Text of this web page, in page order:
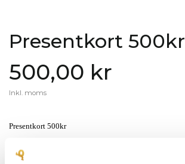
Presentkort 500kr
500,00 kr
Inkl. moms
Presentkort 500kr
edit